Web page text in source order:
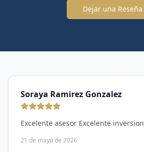
Dejar una Reseña
Soraya Ramirez Gonzalez
Excelente asesor Excelente inversion
21 de mayo de 2026